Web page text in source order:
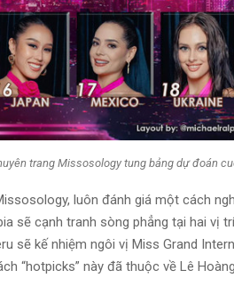
trang Missosology tung bảng dự đoán
luôn đánh giá một cách
sẽ cạnh tranh sòng phẳng tại hai vị
sẽ kế nhiệm ngôi vị Miss Grand
“hotpicks” này đã thuộc về Lê